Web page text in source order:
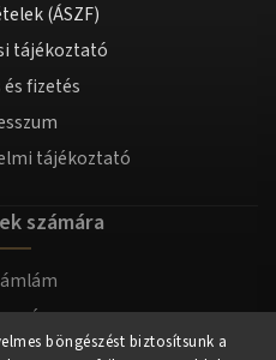
böngészést biztosítsunk a
(ÁSZF)
tájékoztató
fizetés
tájékoztató
számára